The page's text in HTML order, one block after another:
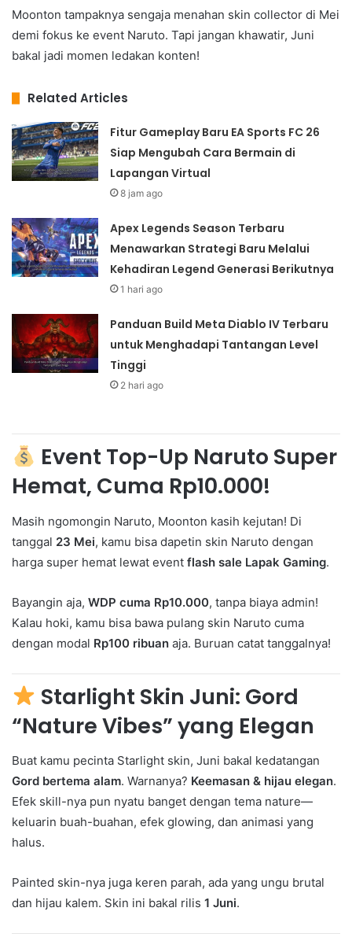
Moonton tampaknya sengaja menahan skin collector di Mei
demi fokus ke event Naruto. Tapi jangan khawatir, Juni
bakal jadi momen ledakan konten!
Related Articles
Fitur Gameplay Baru EA Sports FC 26
Siap Mengubah Cara Bermain di
Lapangan Virtual
8 jam ago
Apex Legends Season Terbaru
Menawarkan Strategi Baru Melalui
Kehadiran Legend Generasi Berikutnya
1 hari ago
Panduan Build Meta Diablo IV Terbaru
untuk Menghadapi Tantangan Level
Tinggi
2 hari ago
Event Top-Up Naruto Super
Hemat, Cuma Rp10.000!
Masih ngomongin Naruto, Moonton kasih kejutan! Di
tanggal 23 Mei, kamu bisa dapetin skin Naruto dengan
harga super hemat lewat event flash sale Lapak Gaming.
Bayangin aja, WDP cuma Rp10.000, tanpa biaya admin!
Kalau hoki, kamu bisa bawa pulang skin Naruto cuma
dengan modal Rp100 ribuan aja. Buruan catat tanggalnya!
Starlight Skin Juni: Gord
“Nature Vibes” yang Elegan
Buat kamu pecinta Starlight skin, Juni bakal kedatangan
Gord bertema alam. Warnanya? Keemasan & hijau elegan.
Efek skill-nya pun nyatu banget dengan tema nature—
keluarin buah-buahan, efek glowing, dan animasi yang
halus.
Painted skin-nya juga keren parah, ada yang ungu brutal
dan hijau kalem. Skin ini bakal rilis 1 Juni.